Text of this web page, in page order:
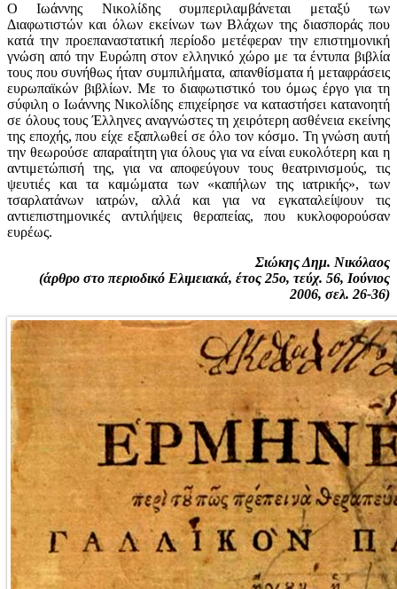
Ο Ιωάννης Νικολίδης συμπεριλαμβάνεται μεταξύ των
Διαφωτιστών και όλων εκείνων των Βλάχων της διασποράς που
κατά την προεπαναστατική περίοδο μετέφεραν την επιστημονική
γνώση από την Ευρώπη στον ελληνικό χώρο με τα έντυπα βιβλία
τους που συνήθως ήταν συμπιλήματα, απανθίσματα ή μεταφράσεις
ευρωπαϊκών βιβλίων. Με το διαφωτιστικό του όμως έργο για τη
σύφιλη ο Ιωάννης Νικολίδης επιχείρησε να καταστήσει κατανοητή
σε όλους τους Έλληνες αναγνώστες τη χειρότερη ασθένεια εκείνης
της εποχής, που είχε εξαπλωθεί σε όλο τον κόσμο. Τη γνώση αυτή
την θεωρούσε απαραίτητη για όλους για να είναι ευκολότερη και η
αντιμετώπισή της, για να αποφεύγουν τους θεατρινισμούς, τις
ψευτιές και τα καμώματα των «καπήλων της ιατρικής», των
τσαρλατάνων ιατρών, αλλά και για να εγκαταλείψουν τις
αντιεπιστημονικές αντιλήψεις θεραπείας, που κυκλοφορούσαν
ευρέως.
Σιώκης Δημ. Νικόλαος
(άρθρο στο περιοδικό Ελιμειακά, έτος 25ο, τεύχ. 56, Ιούνιος
2006, σελ. 26-36)